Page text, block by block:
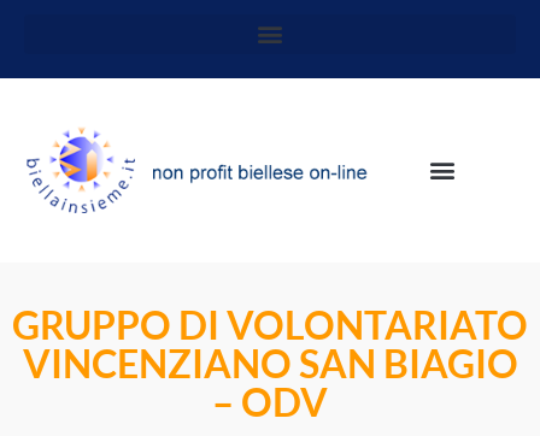
GRUPPO DI VOLONTARIATO
VINCENZIANO SAN BIAGIO
– ODV